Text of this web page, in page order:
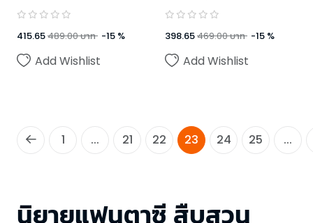
415.65489.00บาท -15 %
Add Wishlist
398.65469.00บาท -15 %
Add Wishlist
1 ... 21 22 23 24 25 ...
นิยายแฟนตาซี สืบสวน